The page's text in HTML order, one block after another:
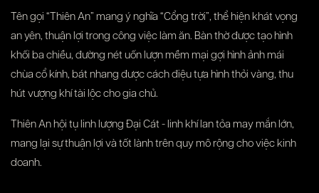
Tên gọi “Thiên An” mang ý nghĩa “Cổng trời”, thể hiện khát vọng
an yên, thuận lợi trong công việc làm ăn. Bàn thờ được tạo hình
khối ba chiều, đường nét uốn lượn mềm mại gợi hình ảnh mái
chùa cổ kính, bát nhang được cách điệu tựa hình thỏi vàng, thu
hút vượng khí tài lộc cho gia chủ.
Thiên An hội tụ linh lượng Đại Cát - linh khí lan tỏa may mắn lớn,
mang lại sự thuận lợi và tốt lành trên quy mô rộng cho việc kinh
doanh.